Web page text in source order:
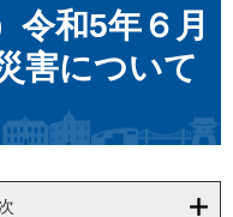
令和5年６月
害について